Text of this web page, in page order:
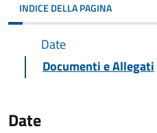
INDICE DELLA PAGINA
Date
Documenti e Allegati
Date